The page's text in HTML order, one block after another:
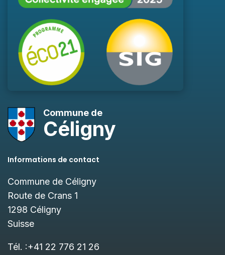
Commune de
Céligny
Informations de contact
Commune de Céligny
Route de Crans 1
1298 Céligny
Suisse
Tél. :+41 22 776 21 26